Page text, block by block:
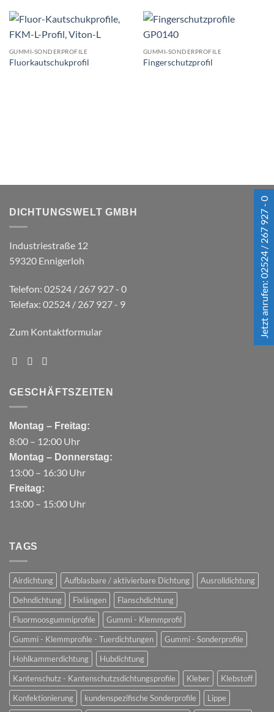
GUMMI-SONDERPROFILE
Fluorkautschukprofil
GUMMI-SONDERPROFILE
Fingerschutzprofil
DICHTUNGSWELT GMBH
Industriestraße 12
59320 Ennigerloh
Telefon: 02524 / 267 927 - 0
Telefax: 02524 / 267 927 - 9
Zum Kontaktformular
GESCHÄFTSZEITEN
Montag – Freitag:
8:00 – 12:00 Uhr
Montag – Donnerstag:
13:00 – 16:30 Uhr
Freitag:
13:00 – 15:00 Uhr
TAGS
Airdichtung Aufblasbare / aktivierbare Dichtung
Ausrolldichtung
Dehndichtung
Fixlängen
Flanschdichtung
Fluormoosgummiprofile
Gummi - Klemmprofil
Gummi - Klemmprofile - Tuerdichtungen
Gummi - Sonderprofile
Hohlkammerdichtung
Hubdichtung
Kantenschutz - Kantenschutzsdichtungsprofile
Kleber
Klebstoff
Konfektionierung
kundenspezifische Sonderprofile Lippe
Jetzt anrufen: 02524 / 267 927 - 0